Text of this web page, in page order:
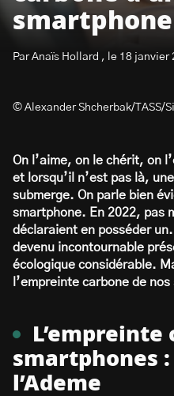
smartphone
Par Anaïs Hollard , le 18
© Alexander Shcherbak/TASS/
On l’aime, on le chérit, on
et lorsqu’il n’est pas là,
submerge. On parle bien
smartphone. En 2022, pas
déclaraient en posséder
devenu incontournable
écologique considérable.
l’empreinte carbone de
L’empreinte
smartphones
l’Ademe
S’abonner à la